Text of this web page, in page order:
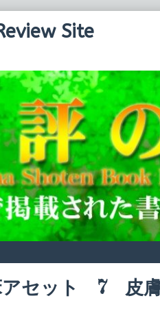
Site
アセット 7 皮膚